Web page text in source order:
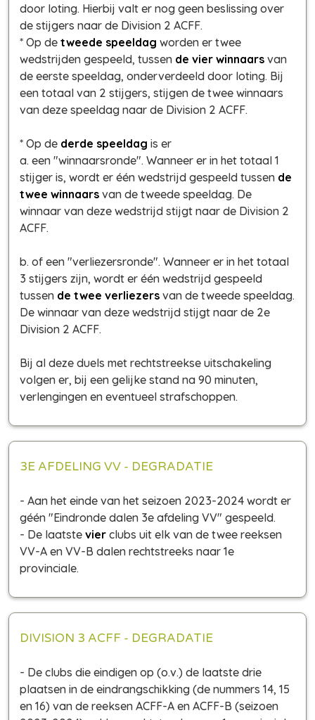
door loting. Hierbij valt er nog geen beslissing over
de stijgers naar de Division 2 ACFF.
* Op de tweede speeldag worden er twee
wedstrijden gespeeld, tussen de vier winnaars van
de eerste speeldag, onderverdeeld door loting. Bij
een totaal van 2 stijgers, stijgen de twee winnaars
van deze speeldag naar de Division 2 ACFF.
* Op de derde speeldag is er
a. een "winnaarsronde". Wanneer er in het totaal 1
stijger is, wordt er één wedstrijd gespeeld tussen de
twee winnaars van de tweede speeldag. De
winnaar van deze wedstrijd stijgt naar de Division 2
ACFF.
b. of een "verliezersronde". Wanneer er in het totaal
3 stijgers zijn, wordt er één wedstrijd gespeeld
tussen de twee verliezers van de tweede speeldag.
De winnaar van deze wedstrijd stijgt naar de 2e
Division 2 ACFF.
Bij al deze duels met rechtstreekse uitschakeling
volgen er, bij een gelijke stand na 90 minuten,
verlengingen en eventueel strafschoppen.
3E AFDELING VV - DEGRADATIE
- Aan het einde van het seizoen 2023-2024 wordt er
géén "Eindronde dalen 3e afdeling VV" gespeeld.
- De laatste vier clubs uit elk van de twee reeksen
VV-A en VV-B dalen rechtstreeks naar 1e
provinciale.
DIVISION 3 ACFF - DEGRADATIE
- De clubs die eindigen op (o.v.) de laatste drie
plaatsen in de eindrangschikking (de nummers 14, 15
en 16) van de reeksen ACFF-A en ACFF-B (seizoen